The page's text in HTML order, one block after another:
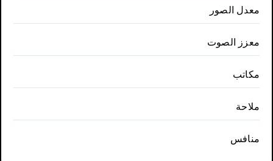
معدل الصور
معزز الصوت
مكاتب
ملاحة
منافس